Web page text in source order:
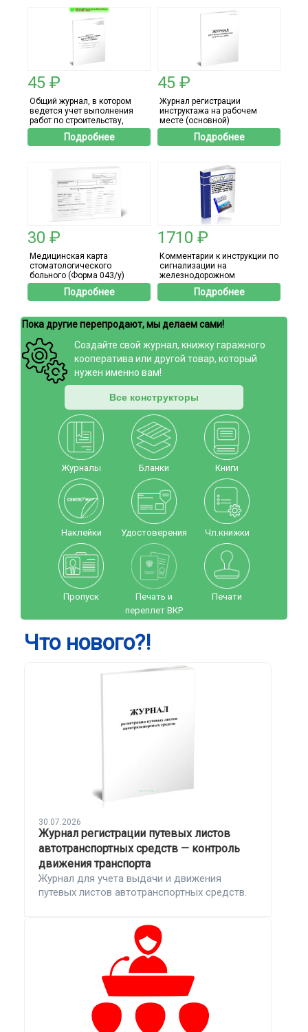
45 ₽
Общий журнал, в котором
ведется учет выполнения
работ по строительству,
реконструкции, капитальному
ремонту объекта
Подробнее
45 ₽
Журнал регистрации
инструктажа на рабочем
месте (основной)
Подробнее
30 ₽
Медицинская карта
стоматологического
больного (Форма 043/у)
Подробнее
1710 ₽
Комментарии к инструкции по
сигнализации на
железнодорожном
транспорте Российской
Федерации (Приложение №1
дорог Российской
Подробнее
Пока другие перепродают, мы делаем сами!
Создайте свой журнал, книжку гаражного
кооператива или другой товар, который
нужен именно вам!
Все конструкторы
Журналы Бланки Книги
Наклейки Удостоверения Чл.книжки
Пропуск
Печать и
переплет ВКР
Печати
Что нового?!
30.07.2026
Журнал регистрации путевых листов
автотранспортных средств — контроль
движения транспорта
Журнал для учета выдачи и движения
путевых листов автотранспортных средств.